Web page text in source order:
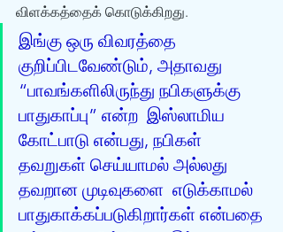
விளக்கத்தைக் கொடுக்கிறது.
இங்கு ஒரு விவரத்தை
குறிப்பிடவேண்டும், அதாவது
“பாவங்களிலிருந்து நபிகளுக்கு
பாதுகாப்பு” என்ற  இஸ்லாமிய
கோட்பாடு என்பது, நபிகள்
தவறுகள் செய்யாமல் அல்லது
தவறான முடிவுகளை  எடுக்காமல்
பாதுகாக்கப்படுகிறார்கள் என்பதை